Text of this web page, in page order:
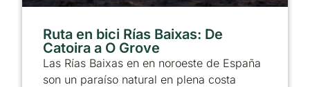
Ruta en bici Rías Baixas: De
Catoira a O Grove
Las Rías Baixas en en noroeste de España
son un paraíso natural en plena costa